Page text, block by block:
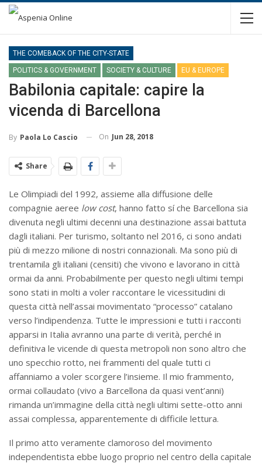
THE COMEBACK OF THE CITY-STATE
POLITICS & GOVERNMENT SOCIETY & CULTURE EU & EUROPE
Babilonia capitale: capire la
vicenda di Barcellona
By Paola Lo Cascio On Jun 28, 2018
Share
Le Olimpiadi del 1992, assieme alla diffusione delle
compagnie aeree low cost, hanno fatto sí che Barcellona sia
divenuta negli ultimi decenni una destinazione assai battuta
dagli italiani. Per turismo, soltanto nel 2016, ci sono andati
più di mezzo milione di nostri connazionali. Ma sono più di
trentamila gli italiani (censiti) che vivono e lavorano in città
ormai da anni. Probabilmente per questo negli ultimi tempi
sono stati in molti a voler raccontare le vicessitudini di
questa città nell’assai movimentato “processo” catalano
verso l’indipendenza. Tutte le impressioni e tutti i racconti
apparsi in Italia avranno una parte di verità, perché in
definitiva le vicende di questa metropoli non sono altro che
uno specchio rotto, nei frammenti del quale tutti ci
affanniamo a voler scorgere l’insieme. Il mio frammento,
ormai collaudato (vivo a Barcellona da quasi vent’anni)
rimanda un’immagine della città negli ultimi sette-otto anni
assai complessa, apparentemente di difficile lettura.
Il primo atto veramente clamoroso del movimento
independentista ebbe luogo proprio nel centro della capitale